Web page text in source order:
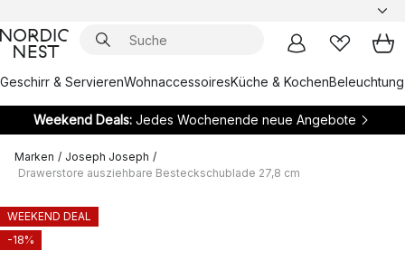
Geschirr & ServierenWohnaccessoiresKüche & KochenBeleuchtung
Weekend Deals:Jedes Wochenende neue Angebote
Marken / Joseph Joseph /
Drawerstore ausziehbare Besteckschublade 27,8 cm
WEEKEND DEAL
-18%